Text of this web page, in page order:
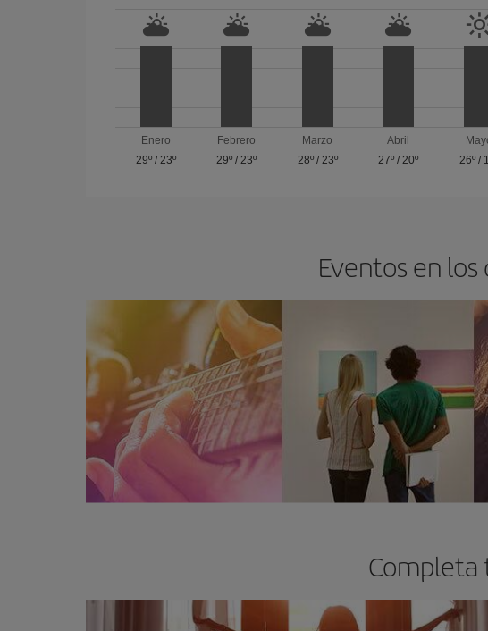
Enero
29º/ 23º
Febrero
29º / 23º
Marzo
28º/ 23º
Abril
27º / 20º
26º/
Eventos en
Completa